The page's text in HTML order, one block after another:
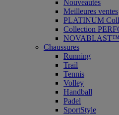
Nouveautés
Meilleures ventes
PLATINUM
Collection
Chaussures
Running
Trail
Tennis
Volley
Handball
Padel
SportStyle